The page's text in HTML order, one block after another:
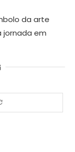
da arte
jornada em